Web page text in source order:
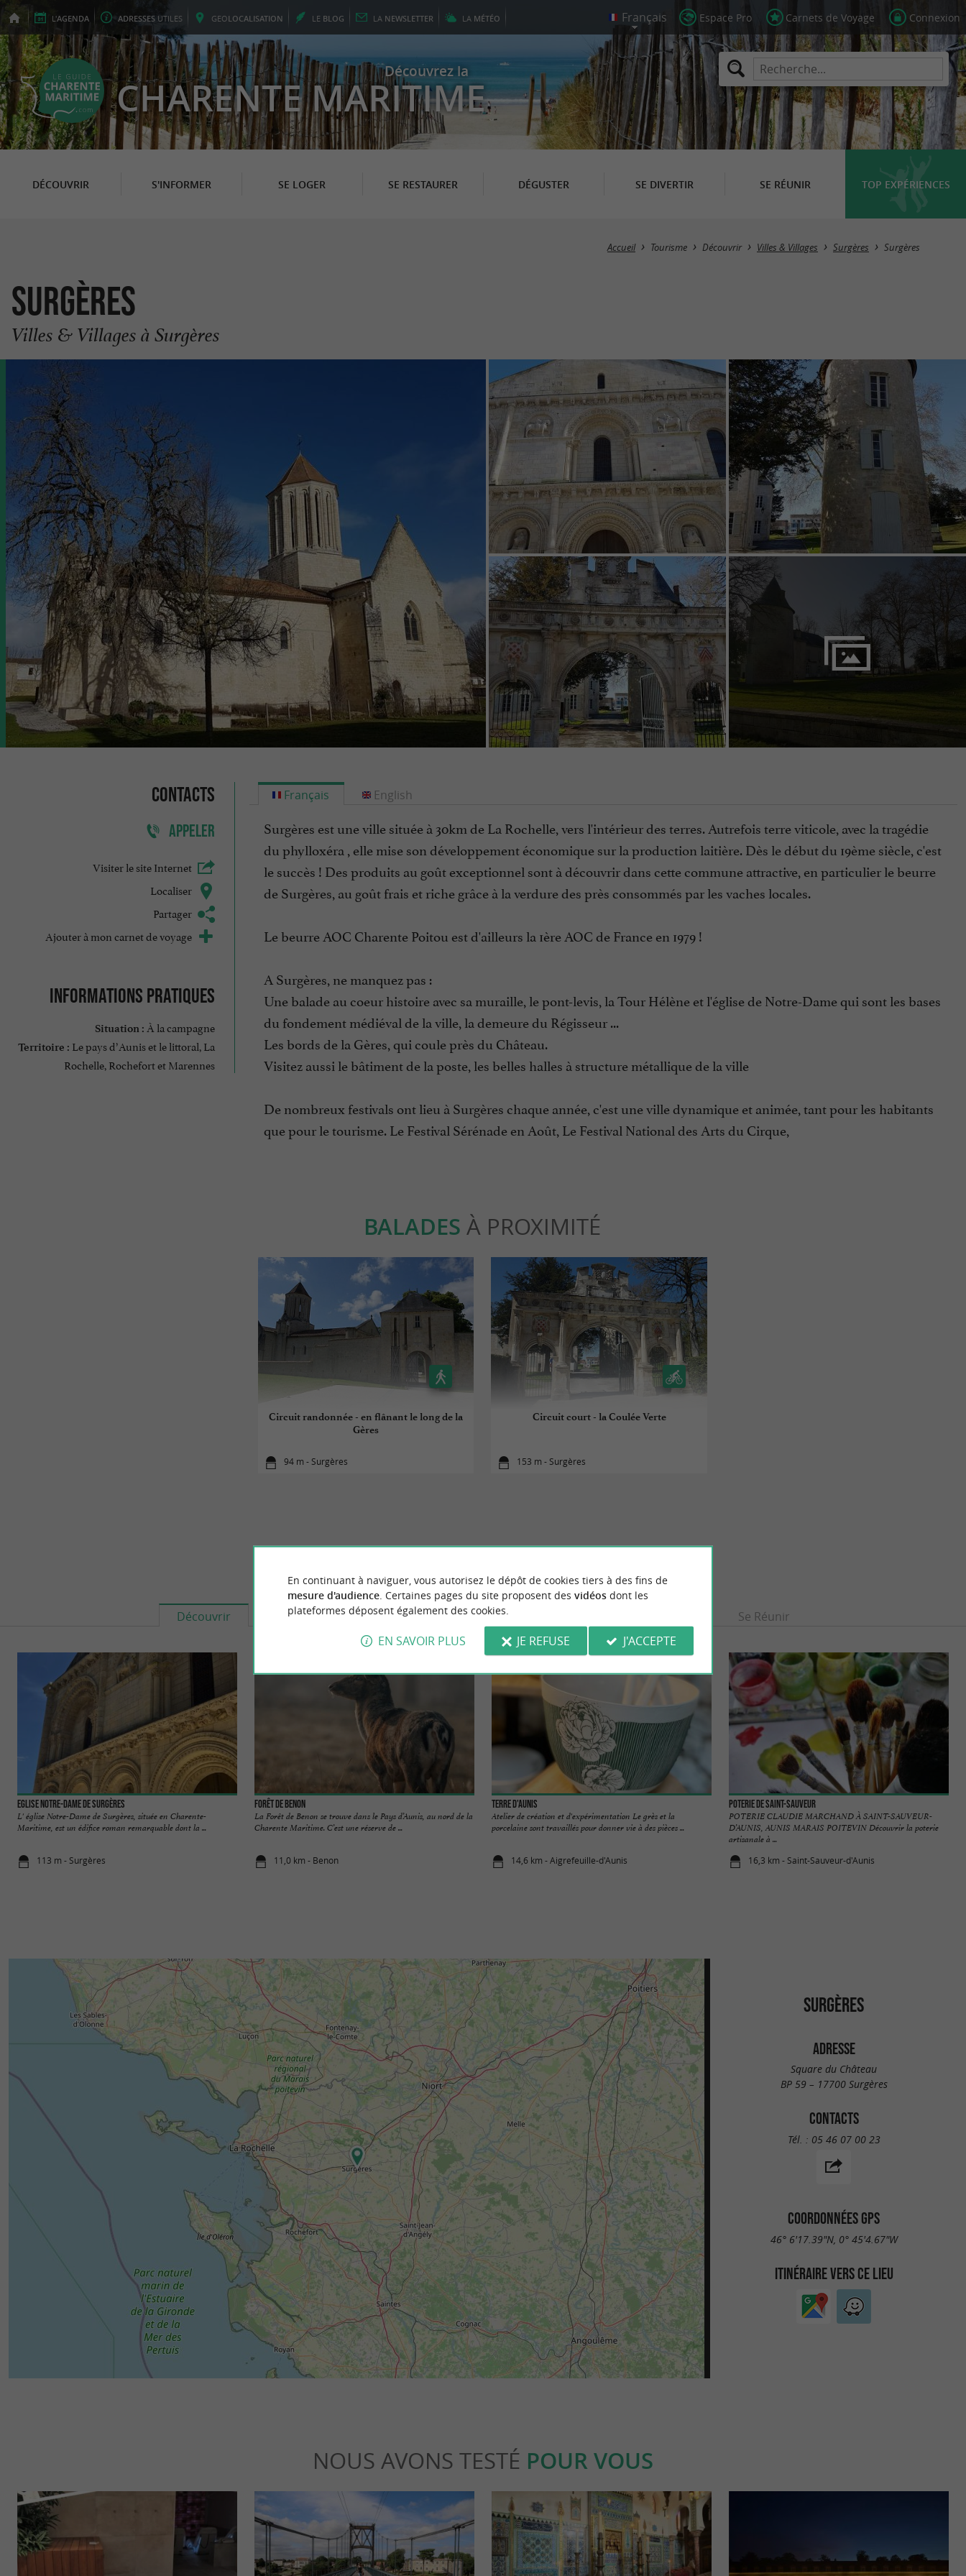
L'AGENDA ADRESSES UTILES GEOLOCALISATION LE BLOG LA NEWSLETTER LA MÉTÉO Espace Pro Carnets de Voyage Connexion
Découvrez la
CHARENTE MARITIME
DÉCOUVRIR S'INFORMER SE LOGER SE RESTAURER DÉGUSTER SE DIVERTIR SE RÉUNIR TOP EXPÉRIENCES
Accueil Tourisme Découvrir Villes & Villages Surgères Surgères
Surgères
Villes & Villages à Surgères
Contacts
APPELER
Visiter le site Internet
Localiser
Partager
Ajouter à mon carnet de voyage
Informations pratiques
Situation : À la campagne
Territoire : Le pays d’Aunis et le littoral, La
Rochelle, Rochefort et Marennes
Français
Surgères est une ville située à 30km de La Rochelle, vers l'intérieur des terres. Autrefois terre viticole, avec la tragédie
du phylloxéra , elle mise son développement économique sur la production laitière. Dès le début du 19ème siècle, c'est
le succès ! Des produits au goût exceptionnel sont à découvrir dans cette commune attractive, en particulier le beurre
de Surgères, au goût frais et riche grâce à la verdure des près consommés par les vaches locales.
Le beurre AOC Charente Poitou est d'ailleurs la 1ère AOC de France en 1979 !
A Surgères, ne manquez pas :
Une balade au coeur histoire avec sa muraille, le pont-levis, la Tour Hélène et l'église de Notre-Dame qui sont les bases
du fondement médiéval de la ville, la demeure du Régisseur ...
Les bords de la Gères, qui coule près du Château.
Visitez aussi le bâtiment de la poste, les belles halles à structure métallique de la ville
De nombreux festivals ont lieu à Surgères chaque année, c'est une ville dynamique et animée, tant pour les habitants
que pour le tourisme. Le Festival Sérénade en Août, Le Festival National des Arts du Cirque,
English
BALADES À PROXIMITÉ
Circuit randonnée - en flânant le long de la
Gères
94 m - Surgères
Circuit court - la Coulée Verte
153 m - Surgères
À DÉCOUVRIRAUX ALENTOURS
Découvrir S'informer Se loger Se restaurer Se Réunir
Eglise Notre-Dame de Surgères
L' église Notre-Dame de Surgères, située en Charente-
Maritime, est un édifice roman remarquable dont la ...
113 m - Surgères
Forêt de Benon
La Forêt de Benon se trouve dans le Pays d’Aunis, au nord de la
Charente Maritime. C’est une réserve de ...
11,0 km - Benon
Terre d'Aunis
Atelier de création et d'expérimentation Le grès et la
porcelaine sont travaillés pour donner vie à des pièces ...
14,6 km - Aigrefeuille-d'Aunis
Poterie de Saint-Sauveur
POTERIE CLAUDIE MARCHAND À SAINT-SAUVEUR-
D’AUNIS, AUNIS MARAIS POITEVIN Découvrir la poterie
artisanale à ...
16,3 km - Saint-Sauveur-d'Aunis
SURGÈRES
ADRESSE
Square du Château
BP 59 – 17700 Surgères
CONTACTS
Tél. : 05 46 07 00 23
COORDONNÉES GPS
46° 6'17.39"N, 0° 45'4.67"W
ITINÉRAIRE VERS CE LIEU
NOUS AVONS TESTÉ POUR VOUS
En continuant à naviguer, vous autorisez le dépôt de cookies tiers à des fins de
mesure d'audience. Certaines pages du site proposent des vidéosdont les
plateformes déposent également des cookies.
EN SAVOIR PLUS JE REFUSE J'ACCEPTE